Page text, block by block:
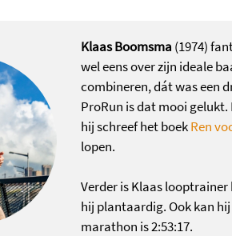
Klaas Boomsma (1974)
wel eens over zijn ideale
combineren, dát was een
ProRun is dat mooi
hij schreef het boekRen
lopen.
Verder is Klaas
hij plantaardig. Ook kan
marathon is 2:53:17.